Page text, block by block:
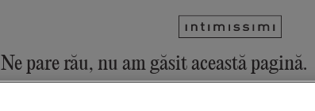
Ne pare rău, nu am găsit această pagină.